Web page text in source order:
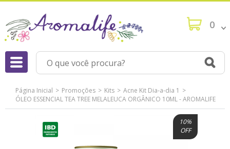
0
Página Inicial Promoções Kits
Acne Kit Dia-a-dia 1
ÓLEO ESSENCIAL TEA TREE MELALEUCA ORGÂNICO 10ML - AROMALIFE
10%
OFF